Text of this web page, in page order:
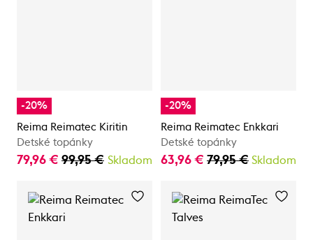
-20%
Reima Reimatec Kiritin
Detské topánky
79,96 € 99,95 € Skladom
-20%
Reima Reimatec Enkkari
Detské topánky
63,96 € 79,95 € Skladom